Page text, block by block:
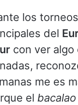
los
del
con ver algo
me es
el bacalao